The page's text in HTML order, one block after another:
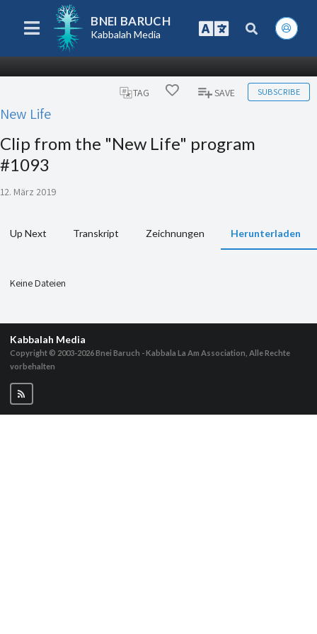
BNEI BARUCH
Kabbalah Media
TAG SAVE SUBSCRIBE
New Life
Clip from the "New Life" program
#1093
12. März 2019
Up Next Transkript Zeichnungen Herunterladen
Keine Dateien
Kabbalah Media
Copyright © 2003-2026Bnei Baruch - Kabbala La Am Association, Alle Rechte
vorbehalten